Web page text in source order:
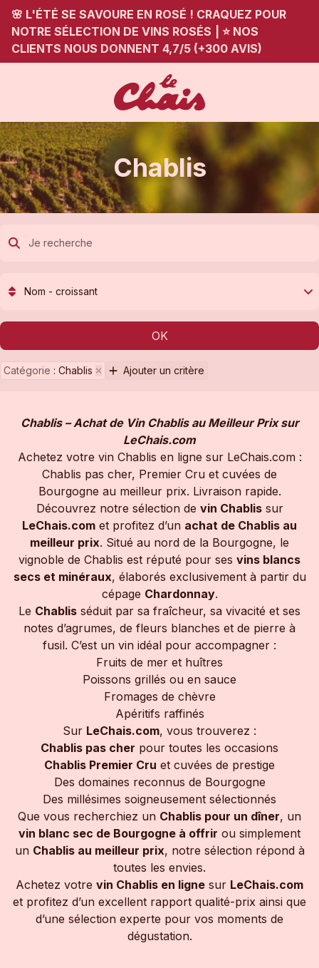
🌸 L'ÉTÉ SE SAVOURE EN ROSÉ ! CRAQUEZ POUR
NOTRE SÉLECTION DE VINS ROSÉS
⭐ NOS
CLIENTS NOUS DONNENT 4,7/5 (+300 AVIS)
Chablis
Nom - croissant
OK
Catégorie : Chablis Ajouter un critère
Chablis – Achat de Vin Chablis au Meilleur Prix sur
LeChais.com
Achetez votre vin Chablis en ligne sur LeChais.com :
Chablis pas cher, Premier Cru et cuvées de
Bourgogne au meilleur prix. Livraison rapide.
Découvrez notre sélection de vin Chablissur
LeChais.com et profitez d’un achat de Chablis au
meilleur prix. Situé au nord de la Bourgogne, le
vignoble de Chablis est réputé pour ses vins blancs
secs et minéraux, élaborés exclusivement à partir du
cépage Chardonnay.
Le Chablis séduit par sa fraîcheur, sa vivacité et ses
notes d’agrumes, de fleurs blanches et de pierre à
fusil. C’est un vin idéal pour accompagner :
Fruits de mer et huîtres
Poissons grillés ou en sauce
Fromages de chèvre
Apéritifs raffinés
Sur LeChais.com, vous trouverez :
Chablis pas cher pour toutes les occasions
Chablis Premier Cru et cuvées de prestige
Des domaines reconnus de Bourgogne
Des millésimes soigneusement sélectionnés
Que vous recherchiez un Chablis pour un dîner, un
vin blanc sec de Bourgogne à offrir ou simplement
un Chablis au meilleur prix, notre sélection répond à
toutes les envies.
Achetez votre vin Chablis en ligne sur LeChais.com
et profitez d’un excellent rapport qualité-prix ainsi que
d’une sélection experte pour vos moments de
dégustation.